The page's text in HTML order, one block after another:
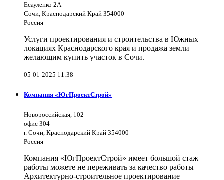
Есауленко 2А
Сочи, Краснодарский Край 354000
Россия
Услуги проектирования и строительства в Южных
локациях Краснодарского края и продажа земли
желающим купить участок в Сочи.
05-01-2025 11:38
Компания «ЮгПроектСтрой»
Новороссийская, 102
офис 304
г. Сочи, Краснодарский Край 354000
Россия
Компания «ЮгПроектСтрой» имеет большой стаж
работы можете не переживать за качество работы
Архитектурно-строительное проектирование